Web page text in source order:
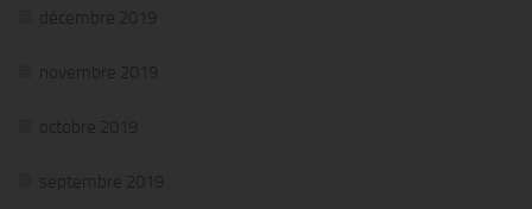
décembre 2019
novembre 2019
octobre 2019
septembre 2019